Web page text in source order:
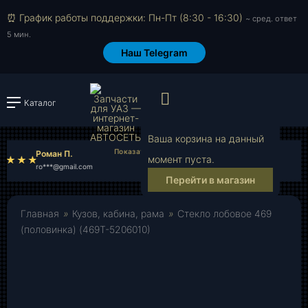
⏰ График работы поддержки: Пн-Пт (8:30 - 16:30) ~ сред. ответ
5 мин.
Наш Telegram
Каталог Войти или
Ваша корзина на данный
момент пуста.
Перейти в магазин
Роман П.
ro***@gmail.com va***@mail.ru
Главная » Кузов, кабина, рама » Стекло лобовое 469
(половинка) (469Т-5206010)